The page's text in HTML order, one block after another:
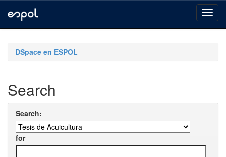
navigationDSpace en ESPOL
Search
Search:
for